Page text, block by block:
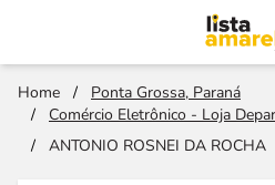
Home /
Ponta Grossa, Paraná
/
Comércio Eletrônico - Loja
/
ANTONIO ROSNEI DA ROCHA